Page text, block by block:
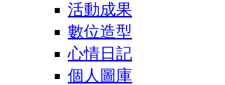
活動成果
數位造型
心情日記
個人圖庫